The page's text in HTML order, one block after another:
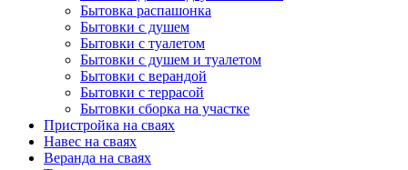
Бытовка распашонка
Бытовки с душем
Бытовки с туалетом
Бытовки с душем и туалетом
Бытовки с верандой
Бытовки с террасой
Бытовки сборка на участке
Пристройка на сваях
Навес на сваях
Веранда на сваях